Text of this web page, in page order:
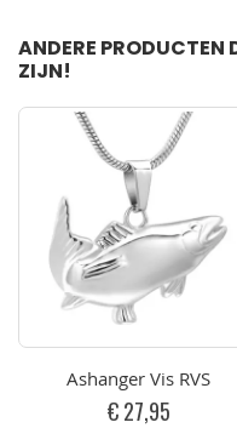
ANDERE PRODUCTEN
ZIJN!
Ashanger Vis RVS
€ 27,95